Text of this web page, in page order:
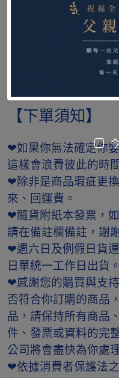
本館保障所提供的商
由原廠授權經銷。
【下單須知】
❤如果你無法確定你
這樣會浪費彼此的時
❤除非是商品瑕疵更
來、回運費。
❤隨貨附紙本發票，
請在備註欄備註，謝
❤週六日及例假日貨
日單統一工作日出貨
❤感謝您的購買與支
否符合你訂購的商品
品，請保持所有商品
件、發票或資料的完
公司將會盡快為你處
❤依據消費者保護法